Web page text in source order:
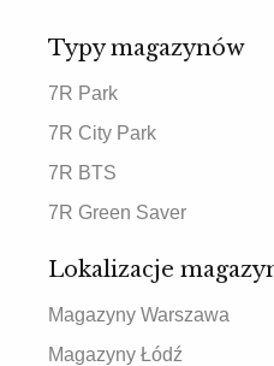
Typy magazynów
7R Park
7R City Park
7R BTS
7R Green Saver
Lokalizacje
Magazyny Warszawa
Magazyny Łódź